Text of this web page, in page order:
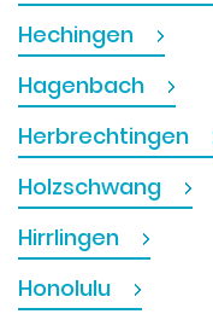
Hechingen
Hagenbach
Herbrechtingen
Holzschwang
Hirrlingen
Honolulu